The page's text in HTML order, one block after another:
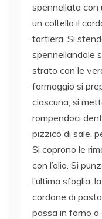
spennellata con
un coltello il
tortiera. Si
spennellandole
strato con le
formaggio si
ciascuna, si
rompendoci
pizzico di sale,
Si coprono le
con l’olio. Si
l’ultima sfoglia,
cordone di
passa in forno a